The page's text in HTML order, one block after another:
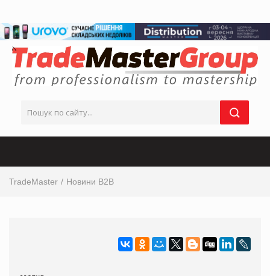
TradeMaster Новини B2B